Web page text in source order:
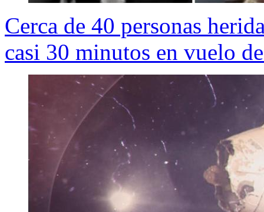
Cerca de 40 personas
casi 30 minutos en vuelo